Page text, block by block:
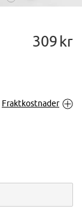
forstørre
309 kr
Fraktkostnader